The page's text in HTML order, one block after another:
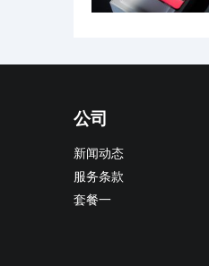
公司
新闻动态
服务条款
套餐一